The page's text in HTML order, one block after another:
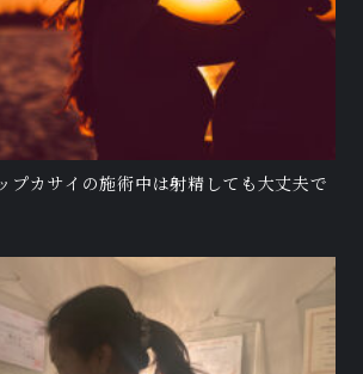
プカサイの施術中は射精しても大丈夫で